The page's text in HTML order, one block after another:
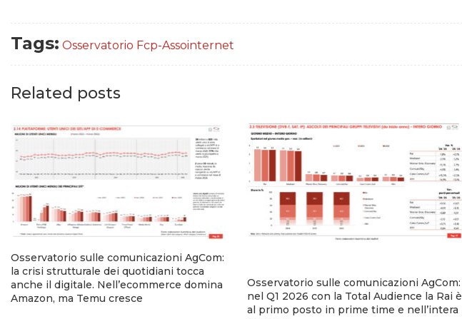
Tags: Osservatorio Fcp-Assointernet
Related posts
Osservatorio sulle comunicazioni AgCom:
la crisi strutturale dei quotidiani tocca
anche il digitale. Nell’ecommerce domina
Amazon, ma Temu cresce
Osservatorio sulle comunicazioni AgCom:
nel Q1 2026 con la Total Audience la Rai è
al primo posto in prime time e nell’intera